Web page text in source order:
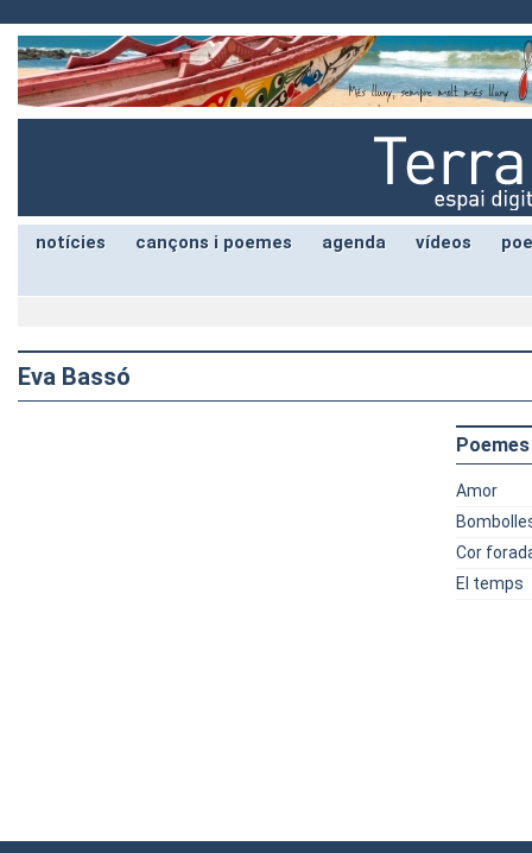
notícies cançons i poemes agenda vídeos
Eva Bassó
Poemes
Amor
Cor
El temps